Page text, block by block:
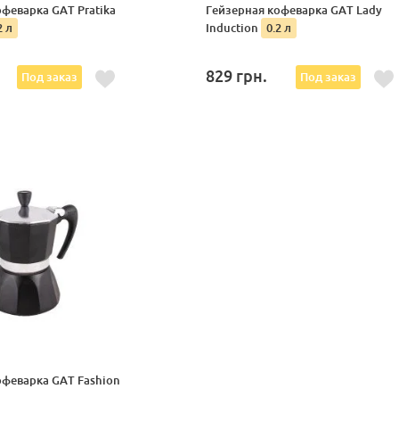
GAT Pratika
л
Под заказ
Гейзерная кофеварка GAT Lady
Induction 0.2 л
829 грн. Под заказ
GAT Fashion